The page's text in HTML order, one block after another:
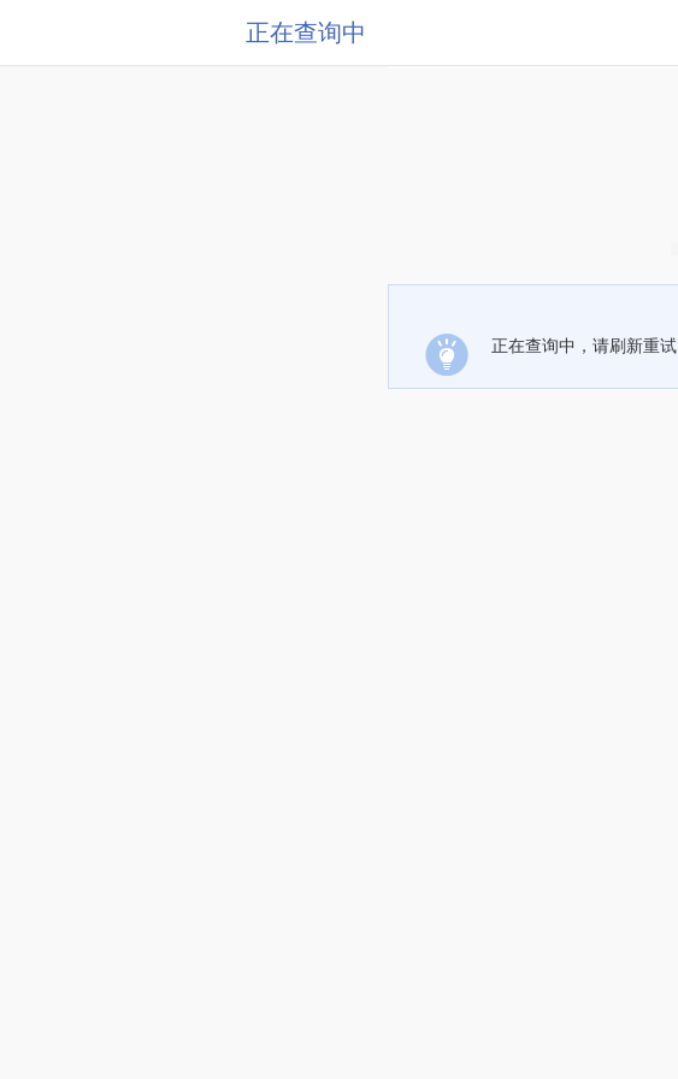
正在查询中
正在查询中，请刷新重试